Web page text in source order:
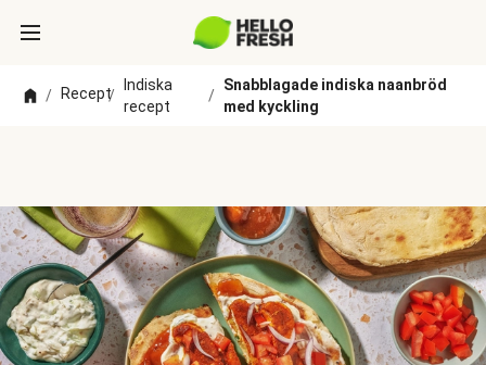
/ Recept/
Indiska
recept
/
Snabblagade indiska naanbröd
med kyckling